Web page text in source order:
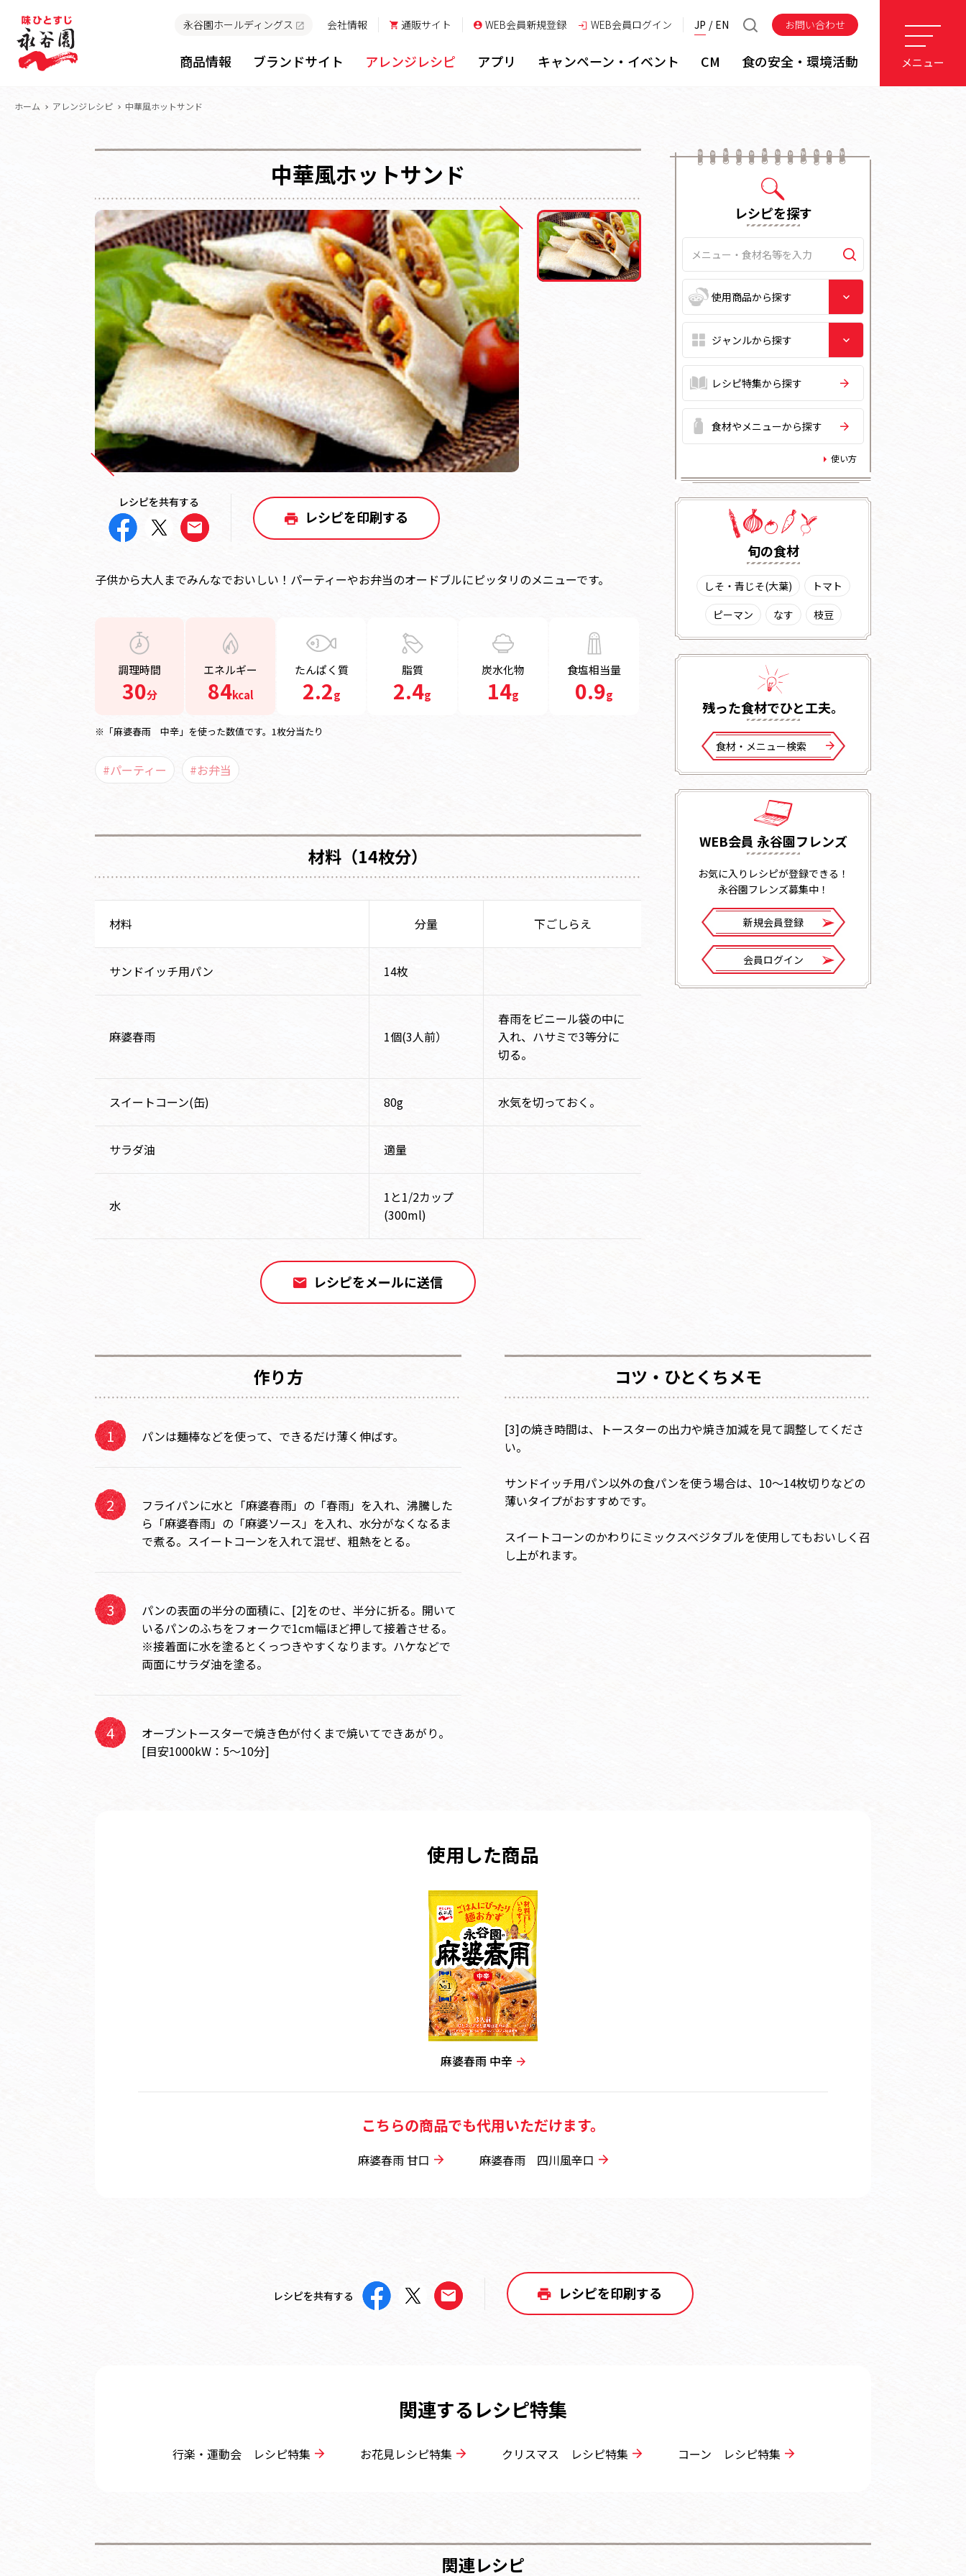
永谷園ホールディングス 会社情報 通販サイト WEB会員新規登録 WEB会員ログイン JP EN お問い合わせ
商品情報 ブランドサイト アレンジレシピ アプリ キャンペーン・イベント CM 食の安全・環境活動 メニュー
ホーム アレンジレシピ 中華風ホットサンド
中華風ホットサンド
レシピを共有する
レシピを印刷する
子供から大人までみんなでおいしい！パーティーやお弁当のオードブルにピッタリのメニューです。
調理時間
30分
エネルギー
84kcal
たんぱく質
2.2g
脂質
2.4g
炭水化物
14g
食塩相当量
0.9g
※「麻婆春雨 中辛」を使った数値です。1枚分当たり
#パーティー #お弁当
材料（14枚分）
材料 分量 下ごしらえ
サンドイッチ用パン 14枚
麻婆春雨 1個(3人前）
春雨をビニール袋の中に
入れ、ハサミで3等分に
切る。
スイートコーン(缶) 80g 水気を切っておく。
サラダ油 適量
水
1と1/2カップ
(300ml)
レシピをメールに送信
レシピを探す
レシピ特集から探す
食材やメニューから探す
使い方
旬の⾷材
しそ・青じそ(大葉)
トマト
ピーマン
なす 枝豆
残った⾷材でひと⼯夫。
⾷材・メニュー検索
WEB会員 永谷園フレンズ
お気に入りレシピが登録できる！
永谷園フレンズ募集中！
新規会員登録
会員ログイン
作り方
パンは麺棒などを使って、できるだけ薄く伸ばす。
フライパンに水と「麻婆春雨」の「春雨」を入れ、沸騰した
ら「麻婆春雨」の「麻婆ソース」を入れ、水分がなくなるま
で煮る。スイートコーンを入れて混ぜ、粗熱をとる。
パンの表面の半分の面積に、[2]をのせ、半分に折る。開いて
いるパンのふちをフォークで1cm幅ほど押して接着させる。
※接着面に水を塗るとくっつきやすくなります。ハケなどで
両面にサラダ油を塗る。
オーブントースターで焼き色が付くまで焼いてできあがり。
[目安1000kW：5～10分]
コツ・ひとくちメモ
[3]の焼き時間は、トースターの出力や焼き加減を見て調整してくださ
い。
サンドイッチ用パン以外の食パンを使う場合は、10～14枚切りなどの
薄いタイプがおすすめです。
スイートコーンのかわりにミックスベジタブルを使用してもおいしく召
し上がれます。
使用した商品
麻婆春雨 中辛
こちらの商品でも代用いただけます。
麻婆春雨 甘口 麻婆春雨 四川風辛口
レシピを共有する レシピを印刷する
関連するレシピ特集
行楽・運動会 レシピ特集 お花見レシピ特集 クリスマス レシピ特集 コーン レシピ特集
関連レシピ